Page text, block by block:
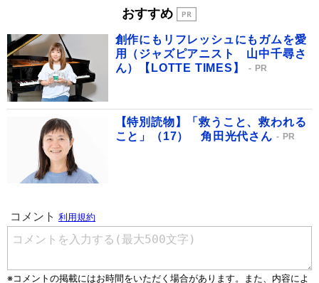
おすすめ
創作にもリフレッシュにもガムを愛
用（ジャズピアニスト 山中千尋さ
ん）【LOTTE TIMES】
PR
【特別読物】「救うこと、救われる
こと」（17） 角田光代さん
PR